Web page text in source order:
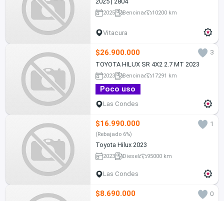
2025 Bencina 10200 km
Vitacura
$26.900.000
3
TOYOTA HILUX SR 4X2 2.7 MT 2023
2023 Bencina 17291 km
Poco uso
Las Condes
$16.990.000 1
(Rebajado 6%)
Toyota Hilux 2023
2023 Diesel 95000 km
Las Condes
$8.690.000
0